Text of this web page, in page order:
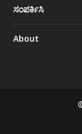
ಸಂಪರ್ಕಿಸಿ
About